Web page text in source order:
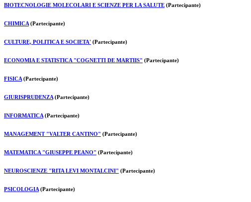
BIOTECNOLOGIE MOLECOLARI E SCIENZE PER LA SALUTE (Partecipante)
CHIMICA (Partecipante)
CULTURE, POLITICA E SOCIETA' (Partecipante)
ECONOMIA E STATISTICA "COGNETTI DE MARTIIS" (Partecipante)
FISICA (Partecipante)
GIURISPRUDENZA (Partecipante)
INFORMATICA (Partecipante)
MANAGEMENT "VALTER CANTINO" (Partecipante)
MATEMATICA "GIUSEPPE PEANO" (Partecipante)
NEUROSCIENZE "RITA LEVI MONTALCINI" (Partecipante)
PSICOLOGIA (Partecipante)